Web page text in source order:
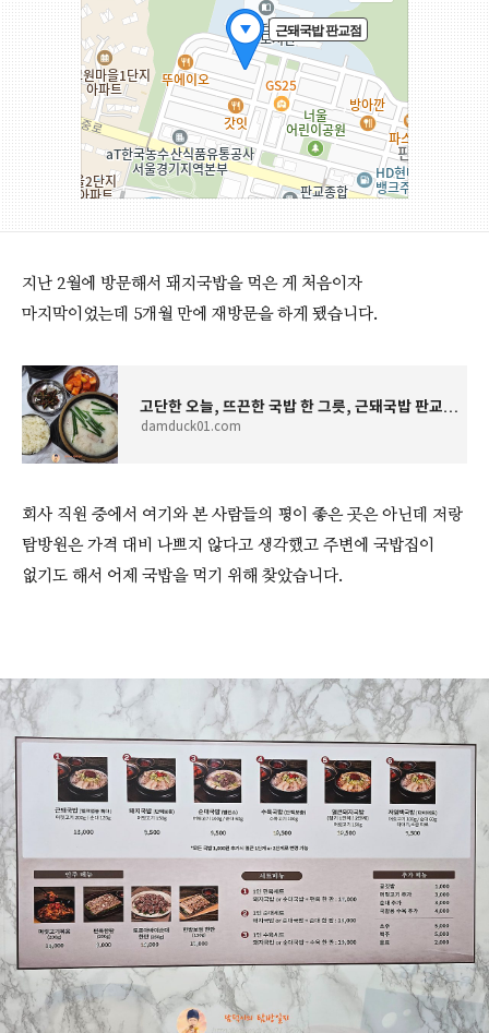
지난 2월에 방문해서 돼지국밥을 먹은 게 처음이자
마지막이었는데 5개월 만에 재방문을 하게 됐습니다.
고단한 오늘, 뜨끈한 국밥 한 그릇, 근돼국밥 판교점에서 돼지국밥 한 뚝배기 뚝딱했습니다. by
damduck01.com
회사 직원 중에서 여기와 본 사람들의 평이 좋은 곳은 아닌데 저랑
탐방원은 가격 대비 나쁘지 않다고 생각했고 주변에 국밥집이
없기도 해서 어제 국밥을 먹기 위해 찾았습니다.